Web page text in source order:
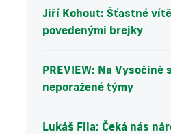
Jiří Kohout: Šťastné
povedenými brejky
PREVIEW: Na Vysočině
neporažené týmy
Lukáš Fila: Čeká nás